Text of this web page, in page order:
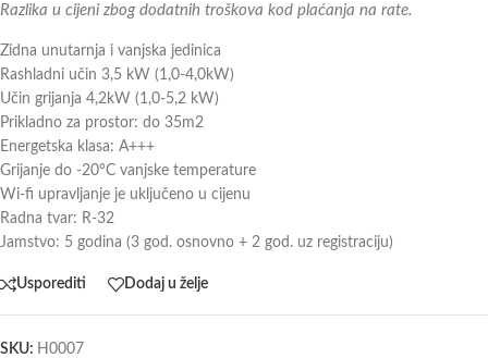
Razlika u cijeni zbog dodatnih troškova kod plaćanja na rate.
Zidna unutarnja i vanjska jedinica
Rashladni učin 3,5 kW (1,0-4,0kW)
Učin grijanja 4,2kW (1,0-5,2 kW)
Prikladno za prostor: do 35m2
Energetska klasa: A+++
Grijanje do -20°C vanjske temperature
Wi-fi upravljanje je uključeno u cijenu
Radna tvar: R-32
Jamstvo: 5 godina (3 god. osnovno + 2 god. uz registraciju)
Usporediti Dodaj u želje
SKU: H0007